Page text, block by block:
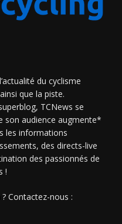
du cyclisme
que la piste.
TCNews se
son audience augmente*
les informations
des directs-live
des passionnés de
!
Contactez-nous :